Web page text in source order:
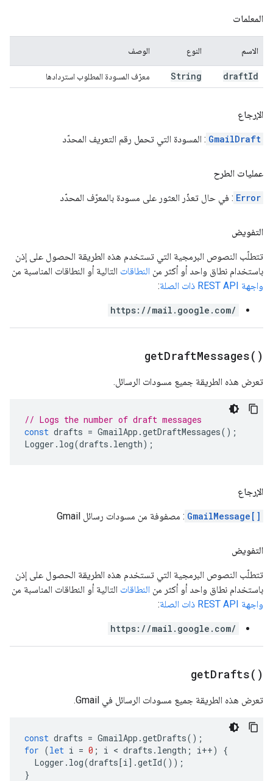
المعلمات
الاسم النوع الوصف
draftId
String معرّف المسودة المطلوب استردادها
الإرجاع
GmailDraft : المسودة التي تحمل رقم التعريف المحدّد
عمليات الطرح
Error : في حال تعذّر العثور على مسودة بالمعرّف المحدّد
التفويض
تتطلّب النصوص البرمجية التي تستخدم هذه الطريقة الحصول على إذن
باستخدام نطاق واحد أو أكثر من النطاقات التالية أو النطاقات المناسبة من
واجهة REST API ذات الصلة
:
https://mail.google.com/
getDraftMessages( )
تعرض هذه الطريقة جميع مسودات الرسائل.
// Logs the number of draft messages
const drafts = GmailApp .getDraftMessages();
Logger . log(drafts . length);
الإرجاع
GmailMessage[] : مصفوفة من مسودات رسائل Gmail
التفويض
تتطلّب النصوص البرمجية التي تستخدم هذه الطريقة الحصول على إذن
باستخدام نطاق واحد أو أكثر من النطاقات التالية أو النطاقات المناسبة من
واجهة REST API ذات الصلة
:
https://mail.google.com/
getDrafts( )
تعرض هذه الطريقة جميع مسودات الرسائل في Gmail.
const drafts = GmailApp .getDrafts();
for (let i = 0 ; i < drafts . length ; i++)
{
Logger . log(drafts[i].getId());
}